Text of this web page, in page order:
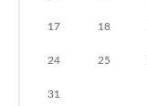
17 18
24 25
31